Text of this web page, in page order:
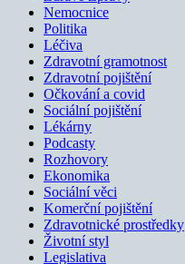
Nemocnice
Politika
Léčiva
Zdravotní gramotnost
Zdravotní pojištění
Očkování a covid
Sociální pojištění
Lékárny
Podcasty
Rozhovory
Ekonomika
Sociální věci
Komerční pojištění
Zdravotnické prostředky
Životní styl
Legislativa